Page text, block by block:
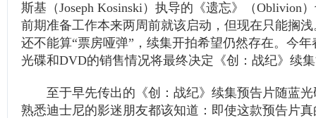
斯基（Joseph Kosinski）执导的《遗忘》（Oblivion
前期准备工作本来两周前就该启动，但现在只能搁
还不能算“票房哑弹”，续集开拍希望仍然存在。今
光碟和DVD的销售情况将最终决定《创：战纪》续
至于早先传出的《创：战纪》续集预告片随蓝光
熟悉迪士尼的影迷朋友都该知道：即使这款预告片